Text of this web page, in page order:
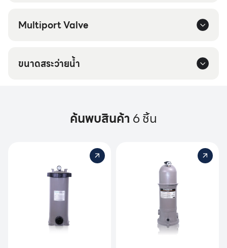
Multiport Valve
ขนาดสระว่ายน้ำ
ค้นพบสินค้า 6 ชิ้น